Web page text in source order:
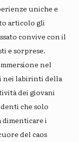
uniche e
articolo gli
convive con il
e sorprese.
nel
nei labirinti della
dei giovani
che solo
dimenticare i
del caos